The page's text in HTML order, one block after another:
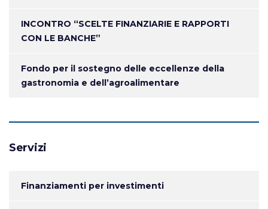
INCONTRO “SCELTE FINANZIARIE E RAPPORTI
CON LE BANCHE”
Fondo per il sostegno delle eccellenze della
gastronomia e dell’agroalimentare
Servizi
Finanziamenti per investimenti